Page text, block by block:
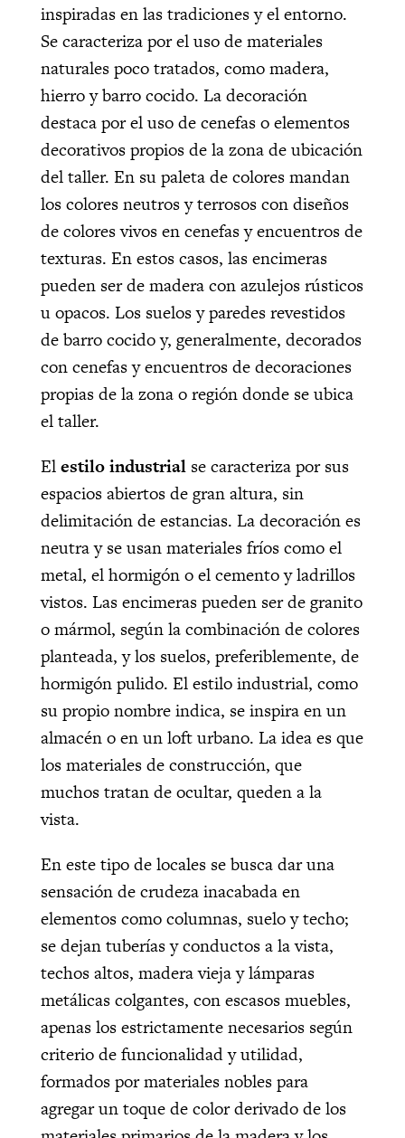
inspiradas en las tradiciones y el entorno.
Se caracteriza por el uso de materiales
naturales poco tratados, como madera,
hierro y barro cocido. La decoración
destaca por el uso de cenefas o elementos
decorativos propios de la zona de ubicación
del taller. En su paleta de colores mandan
los colores neutros y terrosos con diseños
de colores vivos en cenefas y encuentros de
texturas. En estos casos, las encimeras
pueden ser de madera con azulejos rústicos
u opacos. Los suelos y paredes revestidos
de barro cocido y, generalmente, decorados
con cenefas y encuentros de decoraciones
propias de la zona o región donde se ubica
el taller.
Elestilo industrialse caracteriza por sus
espacios abiertos de gran altura, sin
delimitación de estancias. La decoración es
neutra y se usan materiales fríos como el
metal, el hormigón o el cemento y ladrillos
vistos. Las encimeras pueden ser de granito
o mármol, según la combinación de colores
planteada, y los suelos, preferiblemente, de
hormigón pulido. El estilo industrial, como
su propio nombre indica, se inspira en un
almacén o en un loft urbano. La idea es que
los materiales de construcción, que
muchos tratan de ocultar, queden a la
vista.
En este tipo de locales se busca dar una
sensación de crudeza inacabada en
elementos como columnas, suelo y techo;
se dejan tuberías y conductos a la vista,
techos altos, madera vieja y lámparas
metálicas colgantes, con escasos muebles,
apenas los estrictamente necesarios según
criterio de funcionalidad y utilidad,
formados por materiales nobles para
agregar un toque de color derivado de los